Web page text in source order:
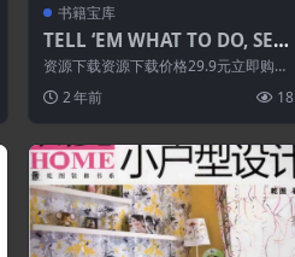
书籍宝库
TELL ‘EM WHAT TO DO, SEL
L ‘EM HOW TO DO IT
资源下载资源下载价格29.9元立即购
买 或 &n...
2 年前 18